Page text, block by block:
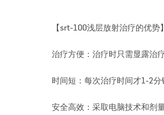
【srt-100浅层放射治疗的优势】
治疗方便：治疗时只需显露治
时间短：每次治疗时间才1-2
安全高效：采取电脑技术和剂